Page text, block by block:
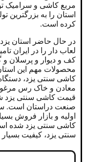
مربع کاشی و سرامیک
استان را به بزرگترین
کرده است.
لعاب دار را در ایران
کف و دیوار و پرسلان و
محصولات مهم این
کاشی سنتی یزد،
معادن و خاک رس
قیمت کاشی سنتی یزد
صنعت دراستان است.
اولیه و بازار فروش
کاشی سنتی یزد شده
سنتی یزد، کیفیت